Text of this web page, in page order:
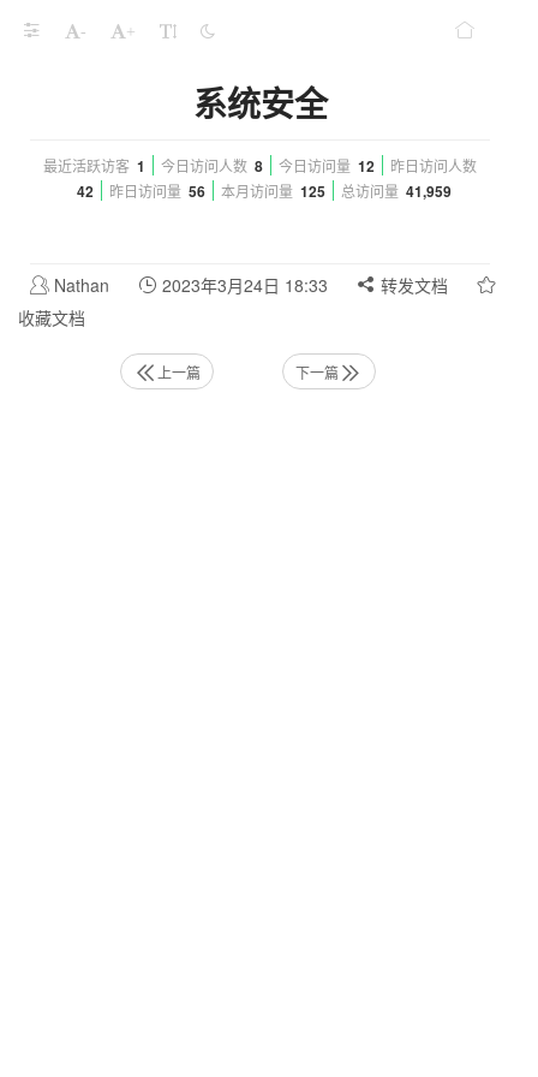
- +
系统安全
最近活跃访客 1 今日访问人数 8 今日访问量 12 昨日访问人数
42 昨日访问量 56 本月访问量 125 总访问量 41,959
Nathan 2023年3月24日 18:33
转发文档
收藏文档
上一篇 下一篇